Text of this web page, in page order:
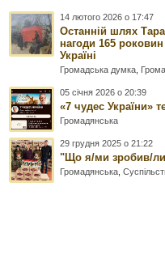
14 лютого 2026 о 17:47
Останній шлях
нагоди 165
Україні
Громадська думка
05 січня 2026 о 20:39
«7 чудес України»
Громадянська
29 грудня 2025 о 21:22
"Що я/ми зробив/ли
Громадянська ,